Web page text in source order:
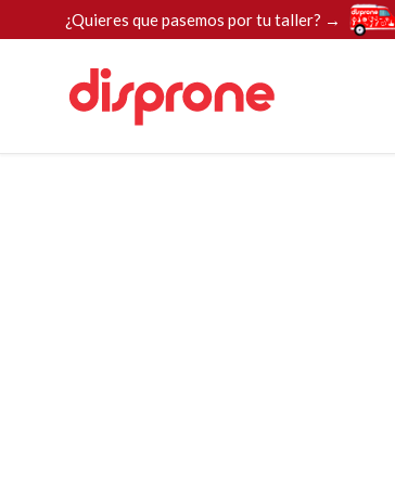
¿Quieres que pasemos por tu taller? →